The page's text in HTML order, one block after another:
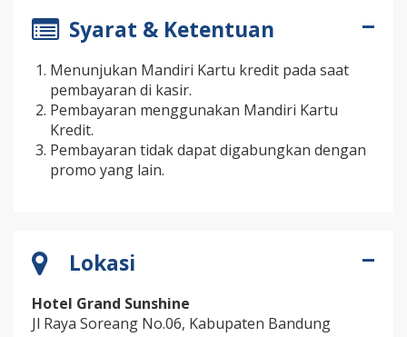
Syarat & Ketentuan
Menunjukan Mandiri Kartu kredit pada saat
pembayaran di kasir.
Pembayaran menggunakan Mandiri Kartu
Kredit.
Pembayaran tidak dapat digabungkan dengan
promo yang lain.
Lokasi
Hotel Grand Sunshine
Jl Raya Soreang No.06, Kabupaten Bandung